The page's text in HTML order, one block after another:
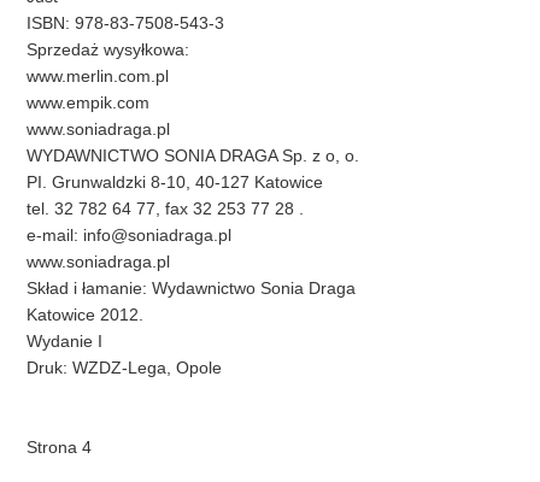
ISBN: 978-83-7508-543-3
Sprzedaż wysyłkowa:
www.merlin.com.pl
www.empik.com
www.soniadraga.pl
WYDAWNICTWO SONIA DRAGA Sp. z o, o.
PI. Grunwaldzki 8-10, 40-127 Katowice
tel. 32 782 64 77, fax 32 253 77 28 .
e-mail: info@soniadraga.pl